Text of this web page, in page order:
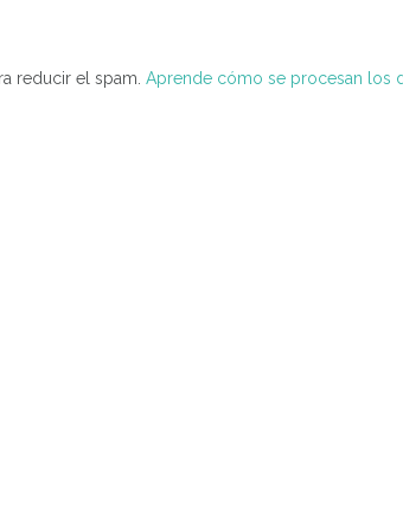
reducir el spam. Aprende cómo se procesan los